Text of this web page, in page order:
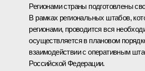
Регионами страны подготовлены
В рамках региональных штабов,
регионами, проводится вся
осуществляется в плановом
взаимодействии с оперативным
Российской Федерации.